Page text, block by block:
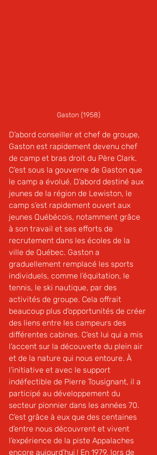
Gaston (1958)
D’abord conseiller et chef de groupe,
Gaston est rapidement devenu chef
de camp et bras droit du Père Clark.
C’est sous la gouverne de Gaston que
le camp a évolué. D’abord destiné aux
jeunes de la région de Lewiston, le
camp s’est rapidement ouvert aux
jeunes Québécois, notamment grâce
à son travail et ses efforts de
recrutement dans les écoles de la
ville de Québec. Gaston a
graduellement remplacé les sports
individuels, comme l’équitation, le
tennis, le ski nautique, par des
activités de groupe. Cela offrait
beaucoup plus d’opportunités de créer
des liens entre les campeurs des
différentes cabines. C’est lui qui a mis
l’accent sur la découverte du plein air
et de la nature qui nous entoure. À
l’initiative et avec le support
indéfectible de Pierre Tousignant, il a
participé au développement du
secteur pionnier dans les années 70.
C’est grâce à eux que des centaines
d’entre nous découvrent et vivent
l’expérience de la piste Appalaches
encore aujourd’hui ! En 1979, lors de